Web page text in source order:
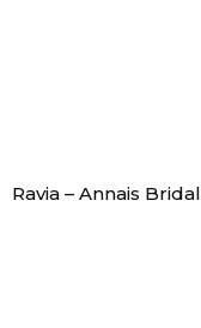
Ravia – Annais Bridal